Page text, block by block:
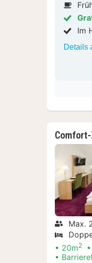
Im
Details
Max.
20m2